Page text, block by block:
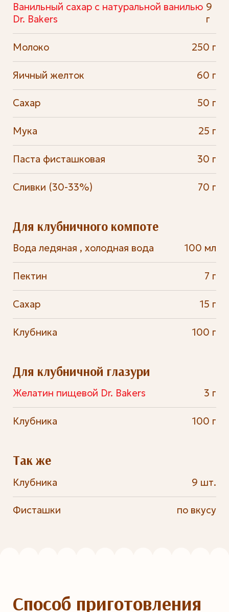
Ванильный сахар с натуральной ванилью
Dr. Bakers
9
г
Молоко 250 г
Яичный желток 60 г
Сахар 50 г
Мука 25 г
Паста фисташковая 30 г
Сливки (30-33%) 70 г
Для клубничного компоте
Вода ледяная , холодная вода 100 мл
Пектин 7 г
Сахар 15 г
Клубника 100 г
Для клубничной глазури
Желатин пищевой Dr. Bakers 3 г
Клубника 100 г
Так же
Клубника 9 шт.
Фисташки по вкусу
Способ приготовления